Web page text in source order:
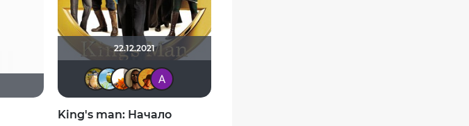
22.12.2021
Борька
sergey_irk
King's man: Начало